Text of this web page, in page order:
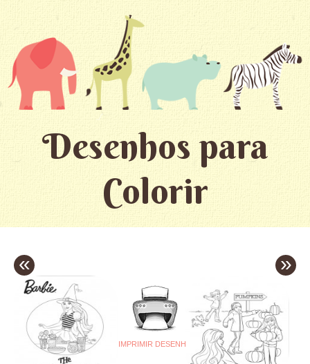
Desenhos para
Colorir
«
IMPRIMIR DESENHO
»